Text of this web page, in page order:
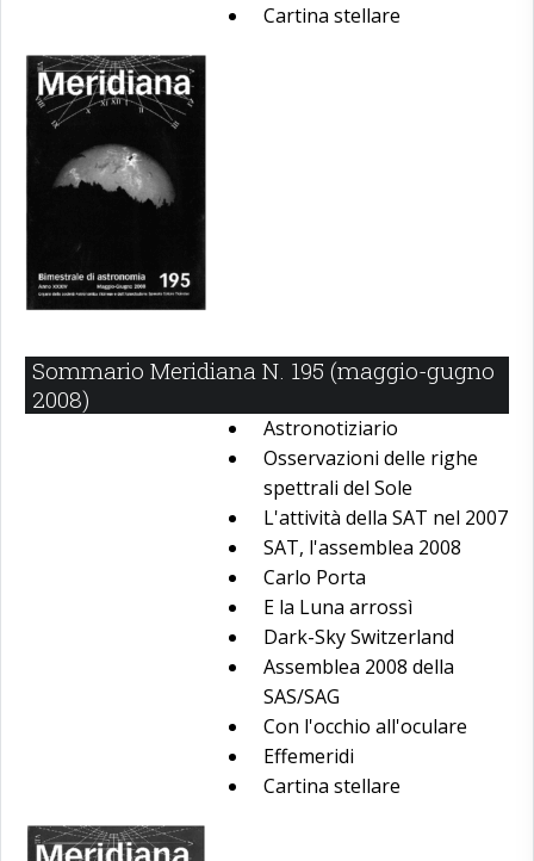
Cartina stellare
Sommario Meridiana N. 195 (maggio-gugno
2008)
Astronotiziario
Osservazioni delle righe
spettrali del Sole
L'attività della SAT nel 2007
SAT, l'assemblea 2008
Carlo Porta
E la Luna arrossì
Dark-Sky Switzerland
Assemblea 2008 della
SAS/SAG
Con l'occhio all'oculare
Effemeridi
Cartina stellare